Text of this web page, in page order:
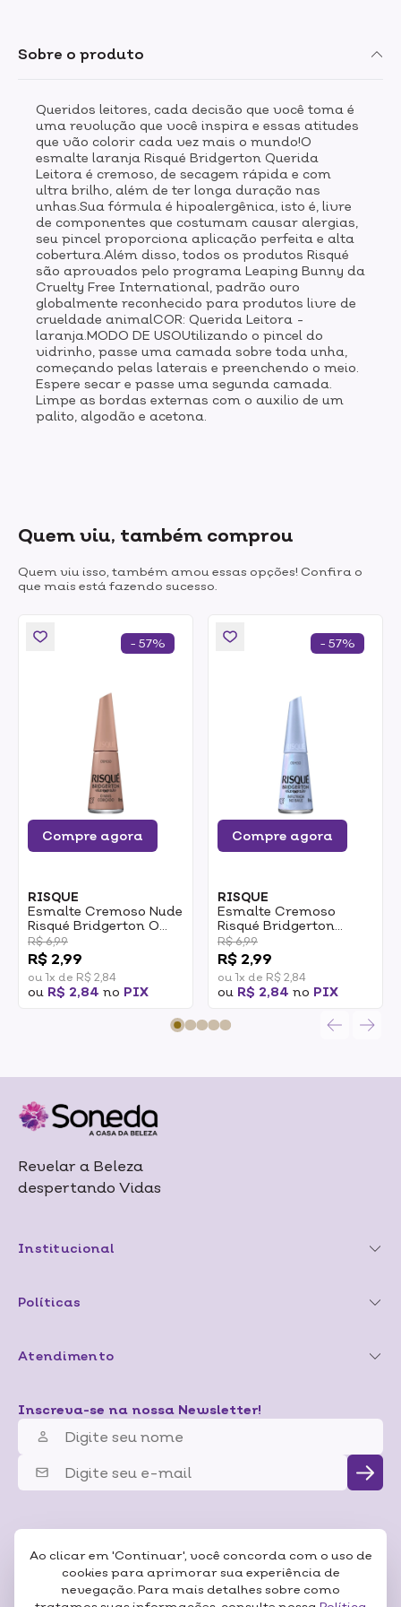
Ao clicar em 'Continuar', você concorda com o uso de
cookies para aprimorar sua experiência de
nevegação. Para mais detalhes sobre como
Sobre o produto
Queridos leitores, cada decisão que você toma é
uma revolução que você inspira e essas atitudes
que vão colorir cada vez mais o mundo!O
esmalte laranja Risqué Bridgerton Querida
Leitora é cremoso, de secagem rápida e com
ultra brilho, além de ter longa duração nas
unhas.Sua fórmula é hipoalergênica, isto é, livre
de componentes que costumam causar alergias,
seu pincel proporciona aplicação perfeita e alta
cobertura.Além disso, todos os produtos Risqué
são aprovados pelo programa Leaping Bunny da
Cruelty Free International, padrão ouro
globalmente reconhecido para produtos livre de
crueldade animalCOR: Querida Leitora -
laranja.MODO DE USOUtilizando o pincel do
vidrinho, passe uma camada sobre toda unha,
começando pelas laterais e preenchendo o meio.
Espere secar e passe uma segunda camada.
Limpe as bordas externas com o auxilio de um
palito, algodão e acetona.
Quem viu, também comprou
Quem viu isso, também amou essas opções! Confira o
que mais está fazendo sucesso.
Compre agora
RISQUE
Esmalte Cremoso Nude
Risqué Bridgerton O
Mais Cobiçado 8ml
R$ 6,99
R$ 2,99
ou 1x de R$ 2,84
ou R$ 2,84 no PIX
- 57%
Compre agora
RISQUE
Esmalte Cremoso
Risqué Bridgerton
Infiltrada No Baile 8ml
R$ 6,99
R$ 2,99
ou 1x de R$ 2,84
ou R$ 2,84 no PIX
- 57%
Revelar a Beleza
despertando Vidas
Institucional
Políticas
Atendimento
Inscreva-se na nossa Newsletter!